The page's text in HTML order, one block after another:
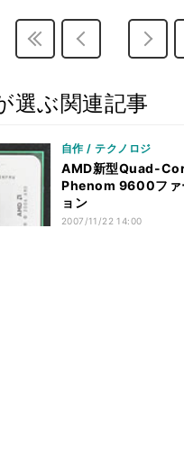
選ぶ関連記事
自作 / テクノロジ
AMD新型Quad-
Phenom 9600ファ
ョン
2007/11/22 14:00